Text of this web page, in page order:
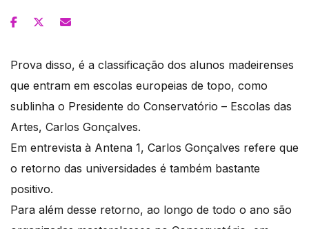
Prova disso, é a classificação dos alunos madeirenses
que entram em escolas europeias de topo, como
sublinha o Presidente do Conservatório – Escolas das
Artes, Carlos Gonçalves.
Em entrevista à Antena 1, Carlos Gonçalves refere que
o retorno das universidades é também bastante
positivo.
Para além desse retorno, ao longo de todo o ano são